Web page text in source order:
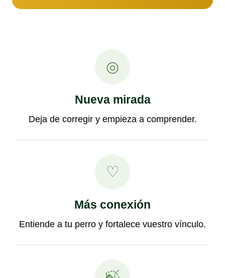
◎
Nueva mirada
Deja de corregir y empieza a comprender.
♡
Más conexión
Entiende a tu perro y fortalece vuestro vínculo.